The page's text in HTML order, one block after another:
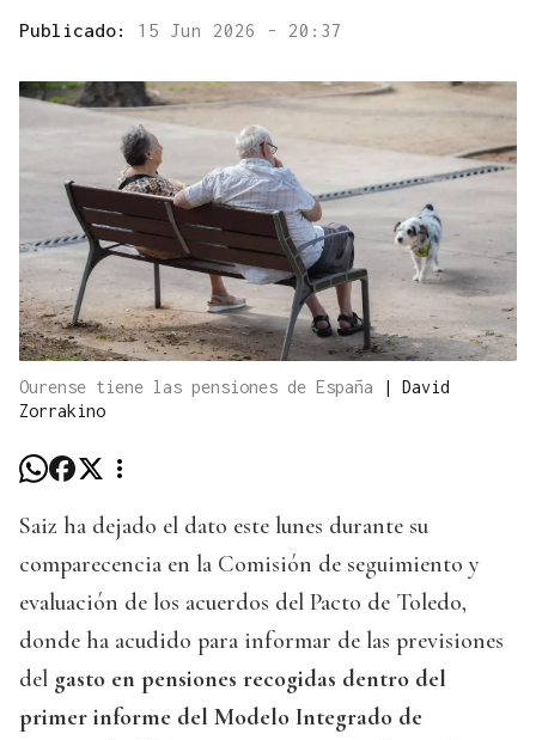
Publicado: 15 Jun 2026 - 20:37
Ourense tiene las pensiones de España | David
Zorrakino
Saiz ha dejado el dato este lunes durante su
comparecencia en la Comisión de seguimiento y
evaluación de los acuerdos del Pacto de Toledo,
donde ha acudido para informar de las previsiones
del gasto en pensiones recogidas dentro del
primer informe del Modelo Integrado de